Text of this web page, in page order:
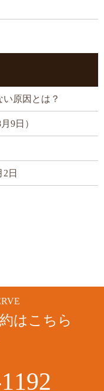
い原因とは？
9日）
日
はこちら